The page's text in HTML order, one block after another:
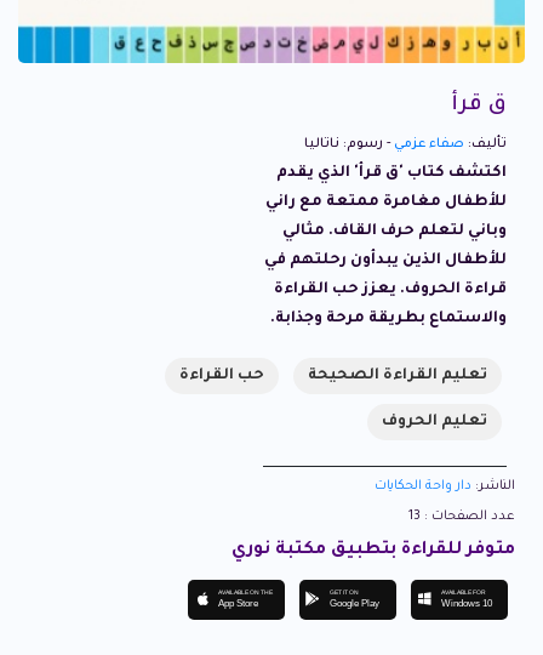
ق قرأ
تأليف: صفاء عزمي - رسوم: ناتاليا
اكتشف كتاب 'ق قرأ' الذي يقدم
للأطفال مغامرة ممتعة مع راني
وباني لتعلم حرف القاف. مثالي
للأطفال الذين يبدأون رحلتهم في
قراءة الحروف. يعزز حب القراءة
والاستماع بطريقة مرحة وجذابة.
تعليم القراءة الصحيحة حب القراءة
تعليم الحروف
الناشر: دار واحة الحكايات
عدد الصفحات : 13
متوفر للقراءة بتطبيق مكتبة نوري
AVAILABLE ON THE
App Store
GET IT ON
Google Play
AVAILABLE FOR
Windows 10